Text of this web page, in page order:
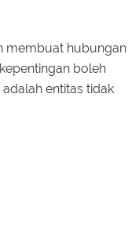
membuat hubungan
boleh
entitas tidak